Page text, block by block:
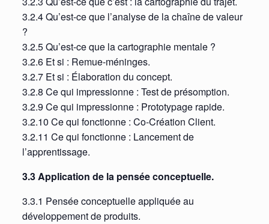
3.2.4 Qu’est-ce que l’analyse de la chaîne de valeur
?
3.2.5 Qu’est-ce que la cartographie mentale ?
3.2.6 Et si : Remue-méninges.
3.2.7 Et si : Élaboration du concept.
3.2.8 Ce qui impressionne : Test de présomption.
3.2.9 Ce qui impressionne : Prototypage rapide.
3.2.10 Ce qui fonctionne : Co-Création Client.
3.2.11 Ce qui fonctionne : Lancement de
l’apprentissage.
3.3 Application de la pensée conceptuelle.
3.3.1 Pensée conceptuelle appliquée au
développement de produits.